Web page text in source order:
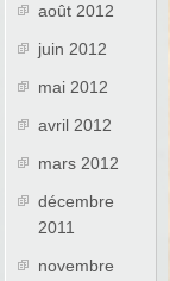
août 2012
juin 2012
mai 2012
avril 2012
mars 2012
décembre
2011
novembre